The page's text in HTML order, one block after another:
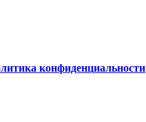
конфиденциальности